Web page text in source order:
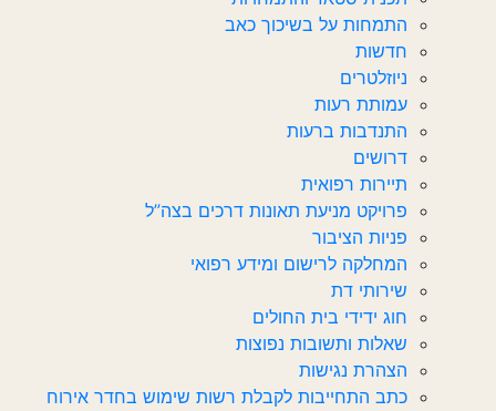
התמחות על בשיכוך כאב
חדשות‎‎
ניוזלטרים
עמותת רעות
התנדבות ברעות
דרושים
תיירות רפואית
פרויקט מניעת תאונות דרכים בצה”ל
פניות הציבור
המחלקה לרישום ומידע רפואי
שירותי דת
חוג ידידי בית החולים
שאלות ותשובות נפוצות
הצהרת נגישות
כתב התחייבות לקבלת רשות שימוש בחדר אירוח